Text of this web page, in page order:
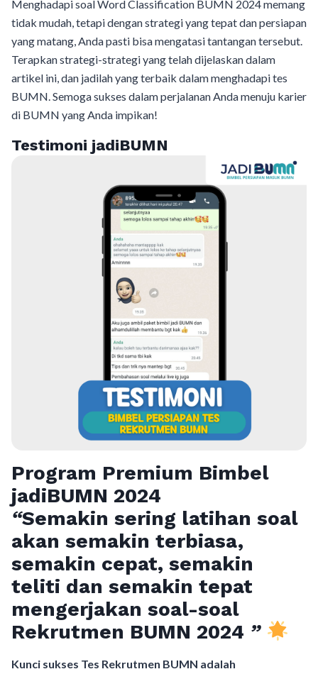
Menghadapi soal Word Classification BUMN 2024 memang
tidak mudah, tetapi dengan strategi yang tepat dan persiapan
yang matang, Anda pasti bisa mengatasi tantangan tersebut.
Terapkan strategi-strategi yang telah dijelaskan dalam
artikel ini, dan jadilah yang terbaik dalam menghadapi tes
BUMN. Semoga sukses dalam perjalanan Anda menuju karier
di BUMN yang Anda impikan!
Testimoni jadiBUMN
Program Premium Bimbel
jadiBUMN 2024
“Semakin sering latihan soal
akan semakin terbiasa,
semakin cepat, semakin
teliti dan semakin tepat
mengerjakan soal-soal
Rekrutmen BUMN 2024 ”
Kunci sukses Tes Rekrutmen BUMN adalah